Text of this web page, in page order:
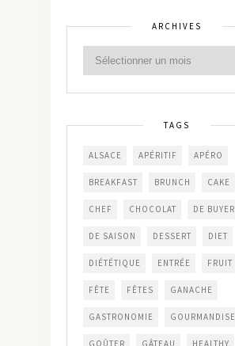
ARCHIVES
TAGS
ALSACE APÉRITIF APÉRO
BREAKFAST BRUNCH CAKE
CHEF CHOCOLAT DE BUYER
DE SAISON DESSERT DIET
DIÉTÉTIQUE ENTRÉE FRUIT
FÊTE FÊTES GANACHE
GASTRONOMIE GOURMANDISE
GOÛTER GÂTEAU HEALTHY